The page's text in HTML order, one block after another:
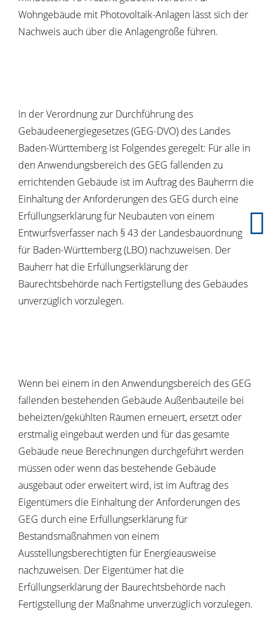
Wohngebäude mit Photovoltaik-Anlagen lässt sich der
Nachweis auch über die Anlagengröße führen.
In der Verordnung zur Durchführung des
Gebäudeenergiegesetzes (GEG-DVO) des Landes
Baden-Württemberg ist Folgendes geregelt: Für alle in
den Anwendungsbereich des GEG fallenden zu
errichtenden Gebäude ist im Auftrag des Bauherrn die
Einhaltung der Anforderungen des GEG durch eine
Erfüllungserklärung für Neubauten von einem
Entwurfsverfasser nach § 43 der Landesbauordnung
für Baden-Württemberg (LBO) nachzuweisen. Der
Bauherr hat die Erfüllungserklärung der
Baurechtsbehörde nach Fertigstellung des Gebäudes
unverzüglich vorzulegen.
Wenn bei einem in den Anwendungsbereich des GEG
fallenden bestehenden Gebäude Außenbauteile bei
beheizten/gekühlten Räumen erneuert, ersetzt oder
erstmalig eingebaut werden und für das gesamte
Gebäude neue Berechnungen durchgeführt werden
müssen oder wenn das bestehende Gebäude
ausgebaut oder erweitert wird, ist im Auftrag des
Eigentümers die Einhaltung der Anforderungen des
GEG durch eine Erfüllungserklärung für
Bestandsmaßnahmen von einem
Ausstellungsberechtigten für Energieausweise
nachzuweisen. Der Eigentümer hat die
Erfüllungserklärung der Baurechtsbehörde nach
Fertigstellung der Maßnahme unverzüglich vorzulegen.